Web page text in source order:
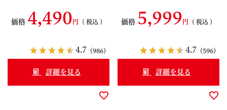
TV「情報ライブ ミヤネ屋」紹
介】【日経新聞「NIKKEIプラ
ンデス！」「ZIP!」紹介】
【TBS「王様のブランチ」紹
介】 ご当地アイス 090279
価格 4,490 税込
4.7 （986）
詳細を見る
TV「情報ライブ ミヤネ屋」紹
介】【日経新聞「NIKKEIプラ
ンデス！」「ZIP!」紹介】
【TBS「王様のブランチ」紹
介】 ご当地アイス 090280
価格 5,999 税込
4.7 （596）
詳細を見る